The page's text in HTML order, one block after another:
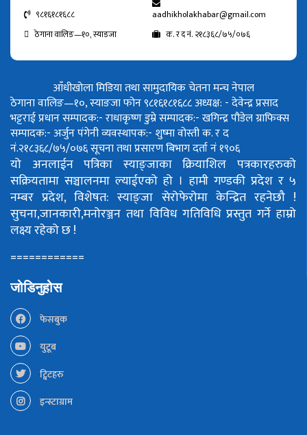
९८१६१८१६८८
aadhikholakhabar@gmail.com
ठेगाना वालिङ—१०, स्याङजा
क. र द नं. २१८३६८/७५/०७६
आँधीखोला मिडिया तथा सामुदायिक चेतना मन्च नेपाल
ठेगाना वालिङ—१०, स्याङजा फोन ९८१६१८१६८८अध्यक्ष: - देवेन्द्र प्रसाद
भट्टराईप्रधान सम्पादक:- राधाकृष्ण डुम्रेसम्पादक:- खगिन्द्र पौडेलग्राफिक्स
सम्पादक:- अर्जुन पंगेनीव्यवस्थापक:- शुष्मा वोस्तीक. र द
नं.२१८३६८/७५/०७६सूचना तथा प्रसारण बिभाग दर्ता नं १९०६
यो अनलाईन पत्रिका स्याङ्जाका क्रियाशिल पत्रकारहरुको
सक्रियतामा सञ्चालनमा ल्याईएको हो । हामी गण्डकी प्रदेश र ५
नम्बर प्रदेश, विशेषत: स्याङ्जा सेरोफेरोमा केन्द्रित रहनेछौ !
सुचना,जानकारी,मनोरञ्जन तथा विविध गतिविधि प्रस्तुत गर्ने हाम्रो
लक्ष्य रहेको छ !
============
जोडिनुहोस
फेसबुक
युटूब
ट्विटहरु
इन्स्टाग्राम